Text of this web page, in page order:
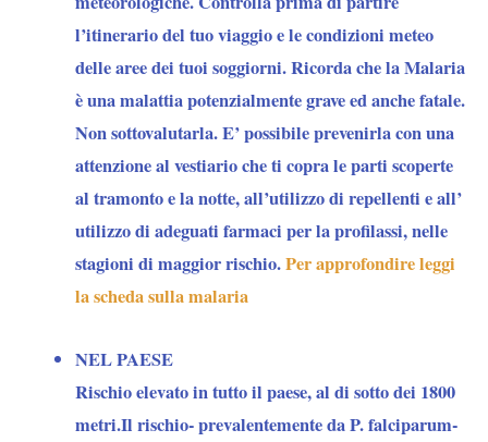
l’itinerario del tuo viaggio e le condizioni meteo
delle aree dei tuoi soggiorni. Ricorda che la Malaria
è una malattia potenzialmente grave ed anche fatale.
Non sottovalutarla. E’ possibile prevenirla con una
attenzione al vestiario che ti copra le parti scoperte
al tramonto e la notte, all’utilizzo di repellenti e all’
utilizzo di adeguati farmaci per la profilassi, nelle
stagioni di maggior rischio.Per approfondire leggi
la scheda sulla malaria
NEL PAESE
Rischio elevato in tutto il paese, al di sotto dei 1800
metri.Il rischio- prevalentemente da P. falciparum-